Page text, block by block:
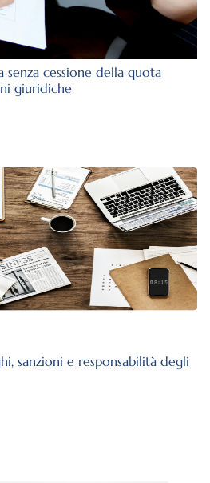
cessione della quota
giuridiche
sanzioni e responsabilità degli